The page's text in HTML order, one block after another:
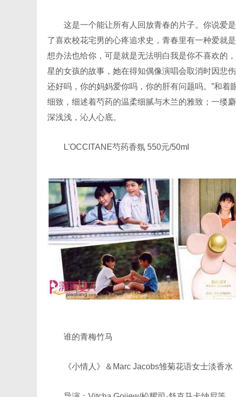
这是一个能让所有人回放青春的片子。你说爱是
了喜欢校花宅男的心疼追求史，青春里有一种爱就
想办法也给你，可是就是无法明白我是你不喜欢的
星的女孩的故事，她在得知偶像演唱会取消时因悲
还好吗，你的妈妈爱你吗，你的肝有问题吗。”和
细致，细述着芍药的温柔细腻与木兰的雅致；一缕
深浅浅，沁人心底。
L'OCCITANE芍药香氛 550元/50ml
谁的青梅竹马
《小情人》＆Marc Jacobs雏菊花语女士淡香水